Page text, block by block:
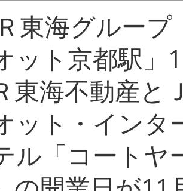
東海グルー
ット京都駅」
海不動産と
ット・インタ
ル「コートヤ